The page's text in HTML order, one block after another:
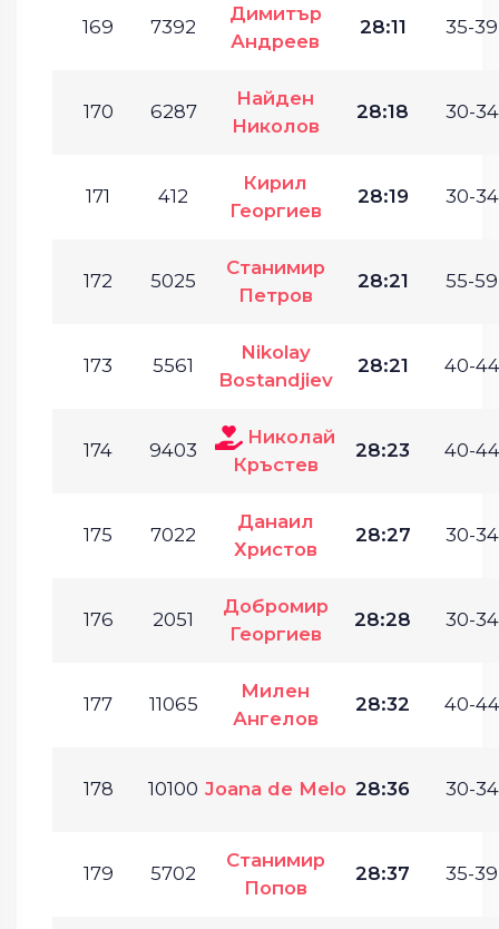
169 7392
Димитър
Андреев
28:11 35-
170 6287
Найден
Николов
28:18 30-
171 412
Кирил
Георгиев
28:19 30-
172 5025
Станимир
Петров
28:21 55-
173 5561
Nikolay
Bostandjiev
28:21 40-
174 9403
Николай
Кръстев
28:23 40-
175 7022
Данаил
Христов
28:27 30-
176 2051
Добромир
Георгиев
28:28 30-
177 11065
Милен
Ангелов
28:32 40-
178 10100 Joana de Melo 28:36 30-
179 5702
Станимир
Попов
28:37 35-